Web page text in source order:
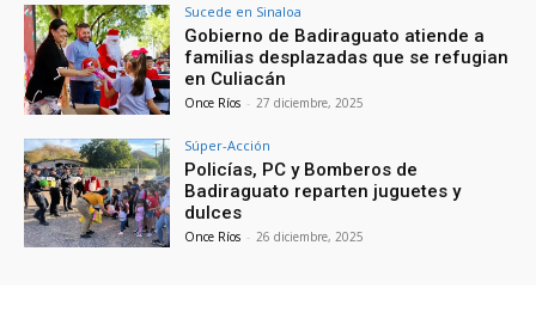
Sucede en Sinaloa
Gobierno de Badiraguato atiende a
familias desplazadas que se refugian
en Culiacán
Once Ríos - 27 diciembre, 2025
Súper-Acción
Policías, PC y Bomberos de
Badiraguato reparten juguetes y
dulces
Once Ríos - 26 diciembre, 2025